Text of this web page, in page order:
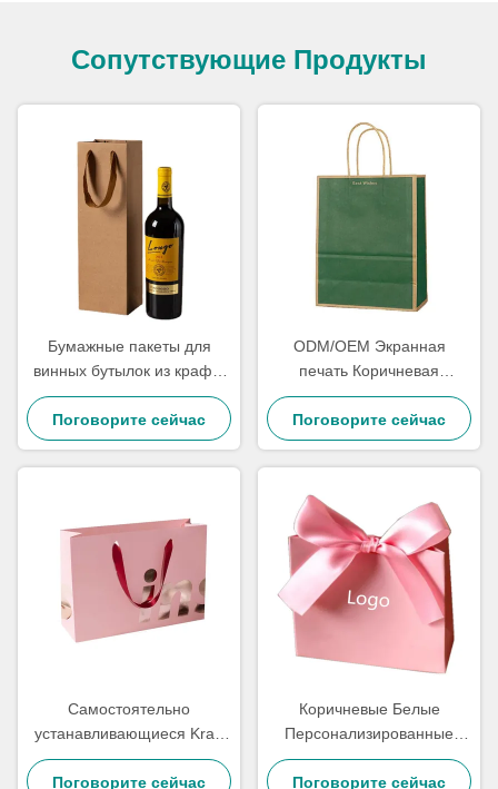
Сопутствующие Продукты
Бумажные пакеты для
винных бутылок из крафт-
бумаги с ручками-
завязками, пригодные для
переработки, с покрытием
и матовой ламинацией
Поговорите сейчас
ODM/OEM Экранная
печать Коричневая
бумажная сумочка Kraft
Сумочки подарки
Поговорите сейчас
Самостоятельно
устанавливающиеся Kraft
рождественские
подарочные пакеты
Поговорите сейчас
Коричневые Белые
Персонализированные
Бумажные Пакеты
Переработанные Крафт-
Поговорите сейчас